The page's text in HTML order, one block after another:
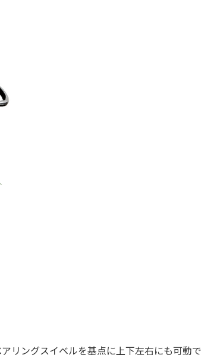
リングスイベルを基点に上下左右にも可動で